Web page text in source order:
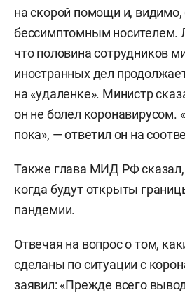
на скорой помощи и,
бессимптомным носителем.
что половина сотрудников
иностранных дел
на «удаленке». Министр
он не болел коронавирусом.
пока», — ответил он на
Также глава МИД РФ сказал,
когда будут открыты
пандемии.
Отвечая на вопрос о том,
сделаны по ситуации с
заявил: «Прежде всего